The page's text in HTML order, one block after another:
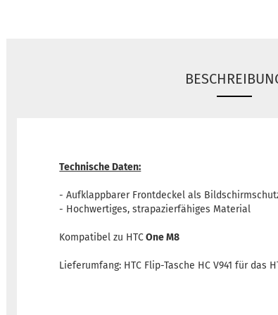
Technische Daten:
- Aufklappbarer Frontdeckel als
- Hochwertiges, strapazierfähiges Material
Kompatibel zu HTCOne M8
Lieferumfang: HTC Flip-Tasche HC V941 für das